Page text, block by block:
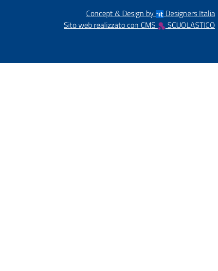
Concept & Design by
Designers Italia
Sito web realizzato con CMS
SCUOLASTICO